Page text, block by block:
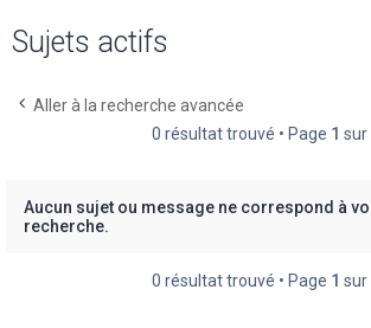
Sujets actifs
Aller à la recherche avancée
0 résultat trouvé • Page 1 sur
Aucun sujet ou message ne correspond à
recherche.
0 résultat trouvé • Page 1 sur